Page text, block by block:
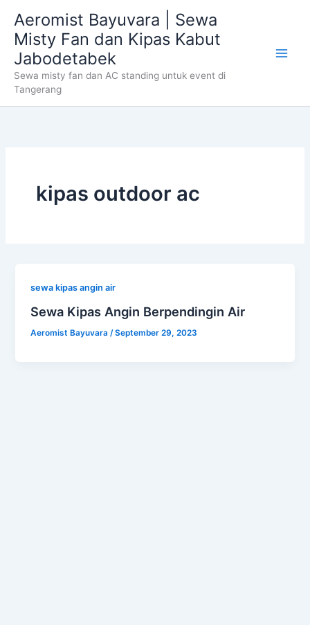
content
Aeromist Bayuvara | Sewa
Misty Fan dan Kipas Kabut
Jabodetabek
Sewa misty fan dan AC standing untuk event di
Tangerang
kipas outdoor ac
sewa kipas angin air
Sewa Kipas Angin Berpendingin Air
Aeromist Bayuvara /September 29, 2023